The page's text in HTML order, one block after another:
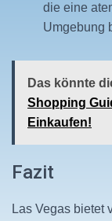
die eine
Umgebung
Das könnte
Shopping
Einkaufen!
Fazit
Las Vegas bietet